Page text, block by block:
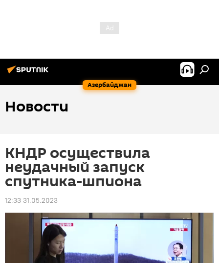
Азербайджан
Новости
КНДР осуществила
неудачный запуск
спутника-шпиона
12:33 31.05.2023